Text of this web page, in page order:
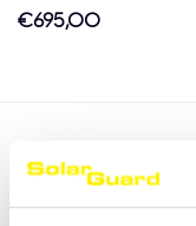
€695,00